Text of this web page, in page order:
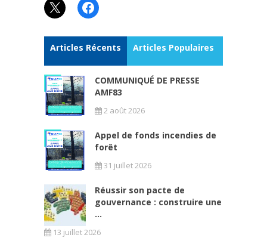
X Facebook
Articles Récents Articles Populaires
COMMUNIQUÉ DE PRESSE
AMF83
2 août 2026
Appel de fonds incendies de
forêt
31 juillet 2026
Réussir son pacte de
gouvernance : construire une
...
13 juillet 2026